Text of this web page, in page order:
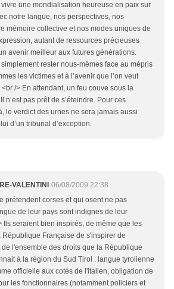
une mondialisation heureuse en paix sur
notre langue, nos perspectives, nos
mémoire collective et nos modes uniques de
autant de ressources précieuses
avenir meilleur aux futures générations.
rester nous-mêmes face au mépris
les victimes et à l’avenir que l’on veut
/> En attendant, un feu couve sous la
n’est pas prêt de s’éteindre. Pour ces
le verdict des urnes ne sera jamais aussi
d’un tribunal d’exception.
VALENTINI
06/08/2009 22:38
prétendent corses et qui osent ne pas
de leur pays sont indignes de leur
Ils seraient bien inspirés, de même que les
République Française de s'inspirer de
de l'ensemble des droits que la République
à la région du Sud Tirol : langue tyrolienne
officielle aux cotés de l'italien, obligation de
les fonctionnaires (notamment policiers et